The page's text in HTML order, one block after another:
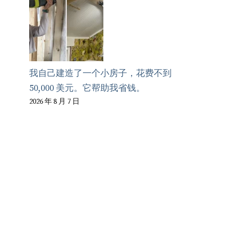
我自己建造了一个小房子，花费不到
50,000 美元。它帮助我省钱。
2026 年 8 月 7 日